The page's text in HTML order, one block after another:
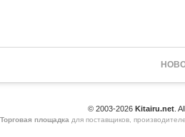
© 2003-2026 Kitairu.net .
Торговая площадка для поставщиков,